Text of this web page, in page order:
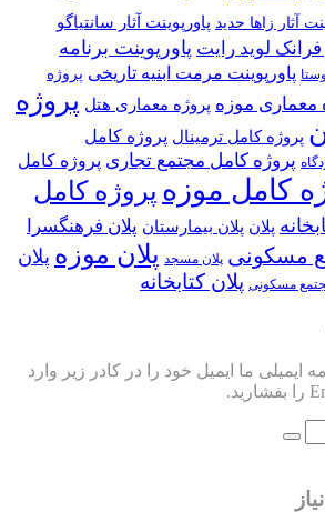
آثار زاها حدید پاورپوینت آثار سانتیاگو
فرانک لوید رایت پاورپوینت برنامه
پاورپوینت مرمت ابنیه تاریخی پروژه
معماری موزه پروژه معماری هتل پروژه
پروژه کامل ترمینال پروژه کامل
پروژه کامل مجتمع تجاری پروژه کامل
کامل موزه پروژه کامل
پلان پلان بیمارستان پلان فرهنگسرا
مسکونی پلان مسجد پلان موزه پلان
مسکونی پلان کتابخانه
ما ایمیل خود را در کادر زیر وارد